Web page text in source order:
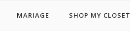
MARIAGE SHOP MY CLOSET